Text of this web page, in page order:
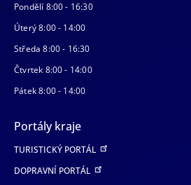
Pondělí 8:00 - 16:30
Úterý 8:00 - 14:00
Středa 8:00 - 16:30
Čtvrtek 8:00 - 14:00
Pátek 8:00 - 14:00
Portály kraje
TURISTICKÝ PORTÁL
DOPRAVNÍ PORTÁL